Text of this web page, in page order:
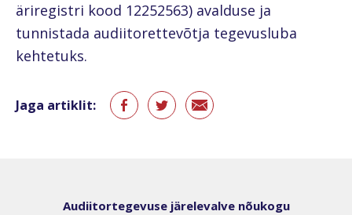
äriregistri kood 12252563) avalduse ja
tunnistada audiitorettevõtja tegevusluba
kehtetuks.
Jaga artiklit:
Audiitortegevuse järelevalve nõukogu